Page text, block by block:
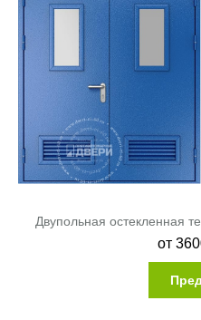
Двупольная остекленная
от